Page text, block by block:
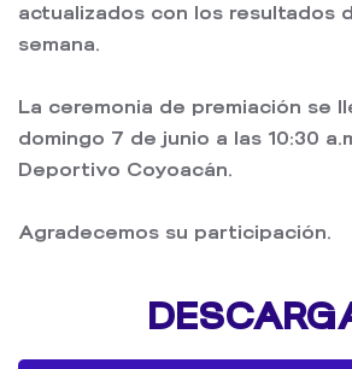
actualizados con los resultados
semana.
La ceremonia de premiación se
domingo 7 de junio a las 10:30
Deportivo Coyoacán.
Agradecemos su participación.